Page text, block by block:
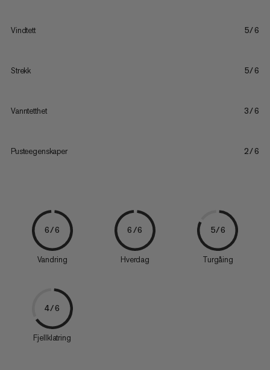
Vindtett 5/6
Strekk 5/6
Vanntetthet 3/6
Pusteegenskaper 2/6
6/6
Vandring
6/6
Hverdag
5/6
Turgåing
4/6
Fjellklatring